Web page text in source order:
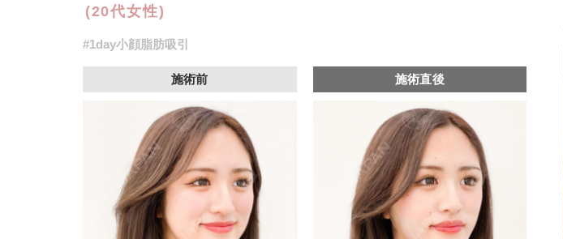
(20代女性)
#1day小顔脂肪吸引
施術前 施術直後